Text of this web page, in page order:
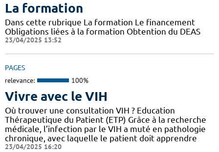
La formation
Dans cette rubrique La formation Le financement
Obligations liées à la formation Obtention du DEAS
23/04/2025 13:52
PAGES
relevance: 100%
Vivre avec le VIH
Où trouver une consultation VIH ? Education
Thérapeutique du Patient (ETP) Grâce à la recherche
médicale, l’infection par le VIH a muté en pathologie
chronique, avec laquelle le patient doit apprendre
23/04/2025 16:20